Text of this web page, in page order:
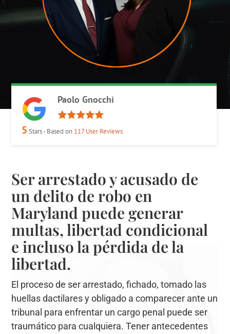
Paolo Gnocchi
5 Stars - Based on 117User Reviews
Ser arrestado y acusado de
un delito de robo en
Maryland puede generar
multas, libertad condicional
e incluso la pérdida de la
libertad.
El proceso de ser arrestado, fichado, tomado las
huellas dactilares y obligado a comparecer ante un
tribunal para enfrentar un cargo penal puede ser
traumático para cualquiera. Tener antecedentes